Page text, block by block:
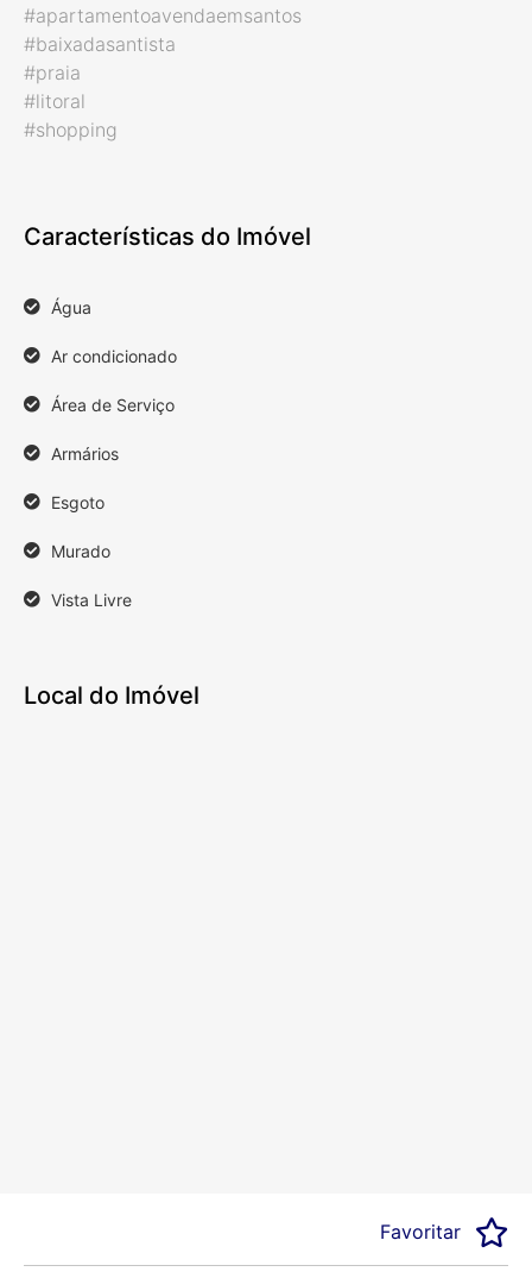
#apartamentoavendaemsantos
#baixadasantista
#praia
#litoral
#shopping
Características do Imóvel
Água
Ar condicionado
Área de Serviço
Armários
Esgoto
Murado
Vista Livre
Local do Imóvel
Favoritar